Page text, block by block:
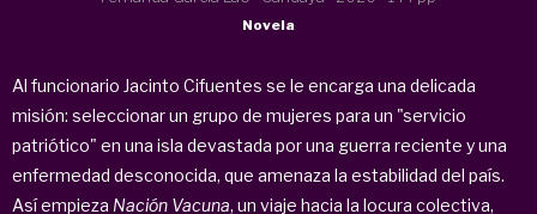
Novela
Al funcionario Jacinto Cifuentes se le encarga una delicada
misión: seleccionar un grupo de mujeres para un "servicio
patriótico" en una isla devastada por una guerra reciente y una
enfermedad desconocida, que amenaza la estabilidad del país.
Así empieza Nación Vacuna, un viaje hacia la locura colectiva,